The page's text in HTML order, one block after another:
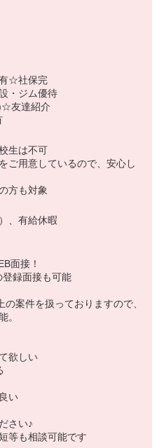
ださい！
☆社保完
・ジム優待
友達紹介
生は不可
ご用意しているので、安心し
方も対象
、有給休暇
面接！
登録面接も可能
案件を扱っておりますので、
。
欲しい
い
さい♪
等も相談可能です